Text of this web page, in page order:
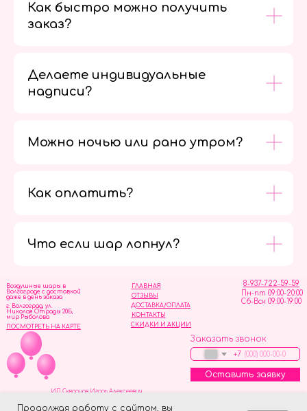
Продолжая работу с сайтом, вы
Как быстро можно получить
заказ?
Делаете индивидуальные
надписи?
Можно ночью или рано утром?
Как оплатить?
Что если шар лопнул?
ОТЗЫВЫ
ГЛАВНАЯ
ДОСТАВКА/ОПЛАТА
СКИДКИ И АКЦИИ
КОНТАКТЫ
8-937-722-59-59
Пн-пт 09:00-20:00
Сб-Вск 09:00-19:00
Воздушные шары в
Волгограде с доставкой
даже в день заказа
Заказать звонок
+7
Оставить заявку
г. Волгоград, ул.
Николая Отрады 20Б,
мир Рыболова
ПОСМОТРЕТЬ НА КАРТЕ
ИП Скворцов Игорь Алексеевич